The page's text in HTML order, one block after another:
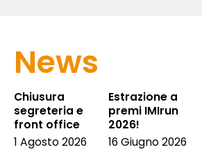
News
Chiusura
segreteria e
front office
1 Agosto 2026
Estrazione a
premi IMIrun
2026!
16 Giugno 2026